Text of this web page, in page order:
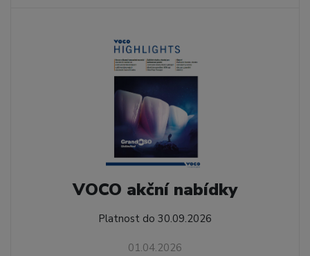
VOCO akční nabídky
Platnost do 30.09.2026
01.04.2026